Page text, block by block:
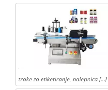
trake za etiketiranje, nalepnica […]